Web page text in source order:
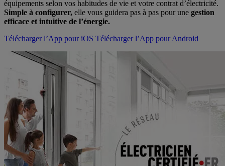
équipements selon vos habitudes de vie et votre contrat d’électricité.
Simple à configurer, elle vous guidera pas à pas pour une gestion
efficace et intuitive de l’énergie.
Télécharger l’App pour iOS Télécharger l’App pour Android